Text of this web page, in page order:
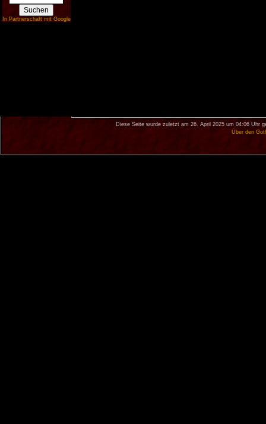
In Partnerschaft mit Google
Diese Seite wurde zuletzt am 26. April 2025 um 04:06 Uhr
Über den